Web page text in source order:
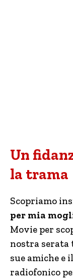
Un
la trama
Scopriamo
per mia
Movie per
nostra serata
sue amiche e
radiofonico